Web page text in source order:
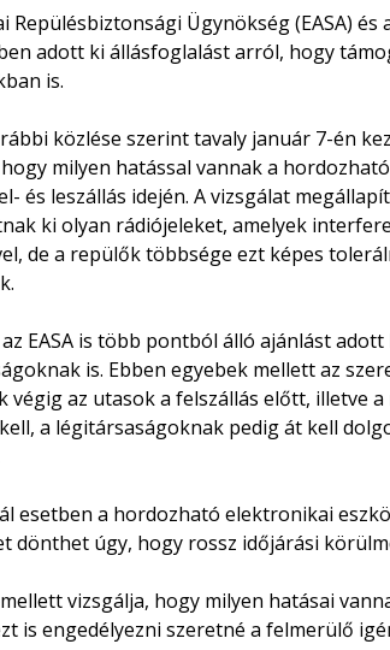
Repülésbiztonsági Ügynökség (EASA)
adott ki állásfoglalást arról, hogy
is.
közlése szerint tavaly január 7-én
milyen hatással vannak a
és leszállás idején. A vizsgálat
ki olyan rádiójeleket, amelyek
de a repülők többsége ezt képes
az EASA is több pontból álló ajánlást
is. Ebben egyebek mellett az
végig az utasok a felszállás előtt, illetve
a légitársaságoknak pedig át kell
esetben a hordozható elektronikai
dönthet úgy, hogy rossz időjárási
vizsgálja, hogy milyen hatásai
is engedélyezni szeretné a felmerülő